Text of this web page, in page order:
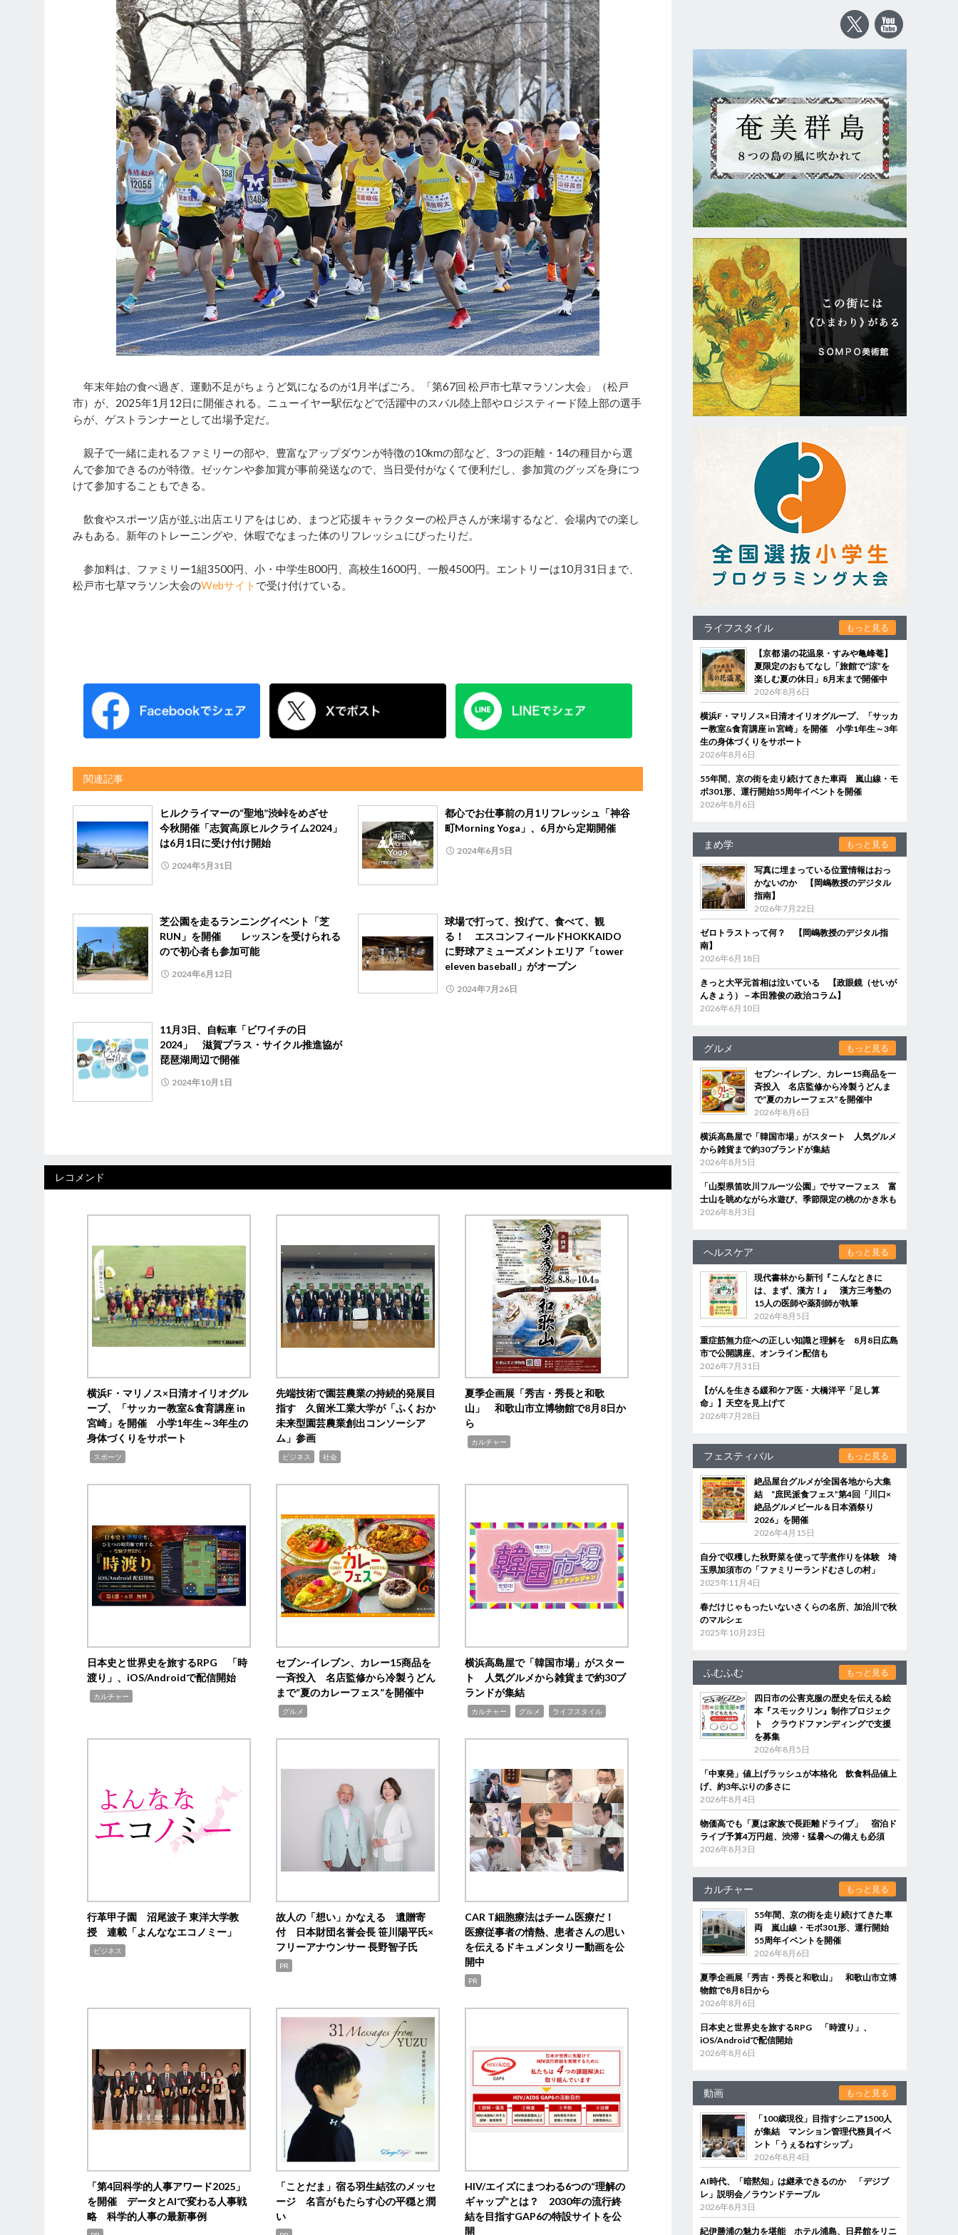
年末年始の食べ過ぎ、運動不足がちょうど気になるのが1月半ばごろ。「第67回 松戸市七草マラソン大会」（松戸
市）が、2025年1月12日に開催される。ニューイヤー駅伝などで活躍中のスバル陸上部やロジスティード陸上部の選手
らが、ゲストランナーとして出場予定だ。
親子で一緒に走れるファミリーの部や、豊富なアップダウンが特徴の10kmの部など、3つの距離・14の種目から選
んで参加できるのが特徴。ゼッケンや参加賞が事前発送なので、当日受付がなくて便利だし、参加賞のグッズを身につ
けて参加することもできる。
飲食やスポーツ店が並ぶ出店エリアをはじめ、まつど応援キャラクターの松戸さんが来場するなど、会場内での楽し
みもある。新年のトレーニングや、休暇でなまった体のリフレッシュにぴったりだ。
参加料は、ファミリー1組3500円、小・中学生800円、高校生1600円、一般4500円。エントリーは10月31日まで、
松戸市七草マラソン大会のWebサイト で受け付けている。
関連記事
ヒルクライマーの“聖地”渋峠をめざせ
今秋開催「志賀高原ヒルクライム2024」
は6月1日に受け付け開始
2024年5月31日
都心でお仕事前の月1リフレッシュ「神谷
町Morning Yoga」、6月から定期開催
2024年6月5日
芝公園を走るランニングイベント「芝
RUN」を開催 レッスンを受けられる
ので初心者も参加可能
2024年6月12日
球場で打って、投げて、食べて、観
る！ エスコンフィールドHOKKAIDO
に野球アミューズメントエリア「tower
eleven baseball」がオープン
2024年7月26日
11月3日、自転車「ビワイチの日
2024」 滋賀プラス・サイクル推進協が
琵琶湖周辺で開催
2024年10月1日
レコメンド
横浜F・マリノス×日清オイリオグル
ープ、「サッカー教室&食育講座 in
宮崎」を開催 小学1年生～3年生の
身体づくりをサポート
スポーツ
先端技術で園芸農業の持続的発展目
指す 久留米工業大学が「ふくおか
未来型園芸農業創出コンソーシア
ム」参画
ビジネス 社会
夏季企画展「秀吉・秀長と和歌
山」 和歌山市立博物館で8月8日か
ら
カルチャー
日本史と世界史を旅するRPG 「時
渡り」、iOS/Androidで配信開始
カルチャー
セブン‐イレブン、カレー15商品を
一斉投入 名店監修から冷製うどん
まで“夏のカレーフェス”を開催中
グルメ
横浜高島屋で「韓国市場」がスター
ト 人気グルメから雑貨まで約30ブ
ランドが集結
カルチャー グルメ ライフスタイル
行革甲子園 沼尾波子 東洋大学教
授 連載「よんななエコノミー」
ビジネス
故人の「想い」かなえる 遺贈寄
付 日本財団名誉会長 笹川陽平氏×
フリーアナウンサー 長野智子氏
PR
CAR T細胞療法はチーム医療だ！
医療従事者の情熱、患者さんの思い
を伝えるドキュメンタリー動画を公
開中
PR
「第4回科学的人事アワード2025」
を開催 データとAIで変わる人事戦
略 科学的人事の最新事例
「ことだま」宿る羽生結弦のメッセ
ージ 名言がもたらす心の平穏と潤
い
HIV/エイズにまつわる6つの“理解の
ギャップ”とは？ 2030年の流行終
結を目指すGAP6の特設サイトを公
開
ライフスタイル もっと見る
【京都 湯の花温泉・すみや亀峰菴】
夏限定のおもてなし「旅館で“涼”を
楽しむ夏の休日」8月末まで開催中
2026年8月6日
横浜F・マリノス×日清オイリオグループ、「サッカ
ー教室&食育講座 in 宮崎」を開催 小学1年生～3年
生の身体づくりをサポート
2026年8月6日
55年間、京の街を走り続けてきた車両 嵐山線・モ
ボ301形、運行開始55周年イベントを開催
2026年8月6日
まめ学 もっと見る
写真に埋まっている位置情報はおっ
かないのか 【岡嶋教授のデジタル
指南】
2026年7月22日
ゼロトラストって何？ 【岡嶋教授のデジタル指
南】
2026年6月18日
きっと大平元首相は泣いている 【政眼鏡（せいが
んきょう）－本田雅俊の政治コラム】
2026年6月10日
グルメ もっと見る
セブン‐イレブン、カレー15商品を一
斉投入 名店監修から冷製うどんま
で“夏のカレーフェス”を開催中
2026年8月6日
横浜高島屋で「韓国市場」がスタート 人気グルメ
から雑貨まで約30ブランドが集結
2026年8月5日
「山梨県笛吹川フルーツ公園」でサマーフェス 富
士山を眺めながら水遊び、季節限定の桃のかき氷も
2026年8月3日
ヘルスケア もっと見る
現代書林から新刊『こんなときに
は、まず、漢方！』 漢方三考塾の
15人の医師や薬剤師が執筆
2026年8月5日
重症筋無力症への正しい知識と理解を 8月8日広島
市で公開講座、オンライン配信も
2026年7月31日
【がんを生きる緩和ケア医・大橋洋平「足し算
命」】天空を見上げて
2026年7月28日
フェスティバル もっと見る
絶品屋台グルメが全国各地から大集
結 “庶民派食フェス”第4回「川口×
絶品グルメビール＆日本酒祭り
2026」を開催
2026年4月15日
自分で収穫した秋野菜を使って芋煮作りを体験 埼
玉県加須市の「ファミリーランドむさしの村」
2025年11月4日
春だけじゃもったいないさくらの名所、加治川で秋
のマルシェ
2025年10月23日
ふむふむ もっと見る
四日市の公害克服の歴史を伝える絵
本『スモックリン』制作プロジェク
ト クラウドファンディングで支援
を募集
2026年8月5日
「中東発」値上げラッシュが本格化 飲食料品値上
げ、約3年ぶりの多さに
2026年8月4日
物価高でも「夏は家族で長距離ドライブ」 宿泊ド
ライブ予算4万円超、渋滞・猛暑への備えも必須
2026年8月3日
カルチャー もっと見る
55年間、京の街を走り続けてきた車
両 嵐山線・モボ301形、運行開始
55周年イベントを開催
2026年8月6日
夏季企画展「秀吉・秀長と和歌山」 和歌山市立博
物館で8月8日から
2026年8月6日
日本史と世界史を旅するRPG 「時渡り」、
iOS/Androidで配信開始
2026年8月6日
動画 もっと見る
「100歳現役」目指すシニア1500人
が集結 マンション管理代務員イベ
ント「うぇるねすシップ」
2026年8月4日
AI時代、「暗黙知」は継承できるのか 「デジブ
レ」説明会／ラウンドテーブル
2026年8月3日
紀伊勝浦の魅力を堪能 ホテル浦島、日昇館をリニ